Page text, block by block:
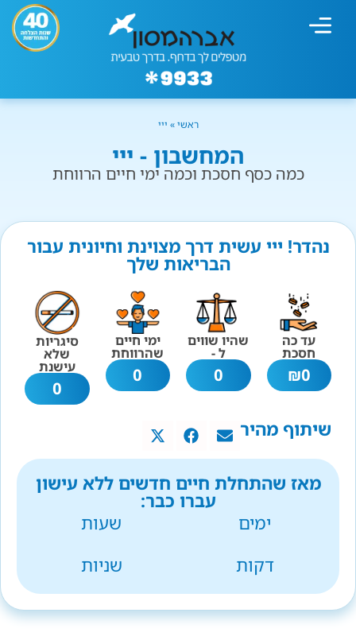
ראשי» ייי
המחשבון - ייי
כמה כסף חסכת וכמה ימי חיים הרווחת
נהדר! ייי עשית דרך מצוינת וחיונית עבור
הבריאות שלך
עד כה
חסכת
0
₪
שהיו שווים
ל -
0
ימי חיים
שהרווחת
0
סיגריות
שלא
עישנת
0
שיתוף מהיר
מאז שהתחלת חיים חדשים ללא עישון
עברו כבר:
ימים
שעות
דקות
שניות